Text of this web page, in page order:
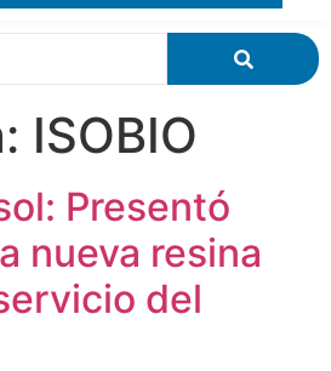
ISOBIO
Presentó
nueva resina
del